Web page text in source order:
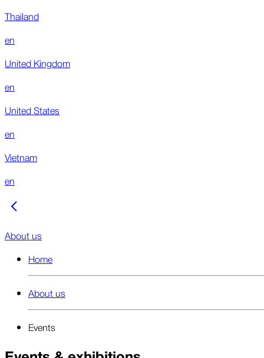
Thailand
en
United Kingdom
en
United States
en
Vietnam
en
About us
Home
About us
Events